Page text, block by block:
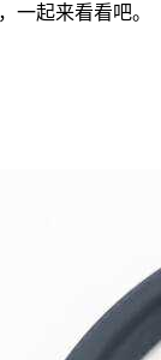
一起来看看吧。